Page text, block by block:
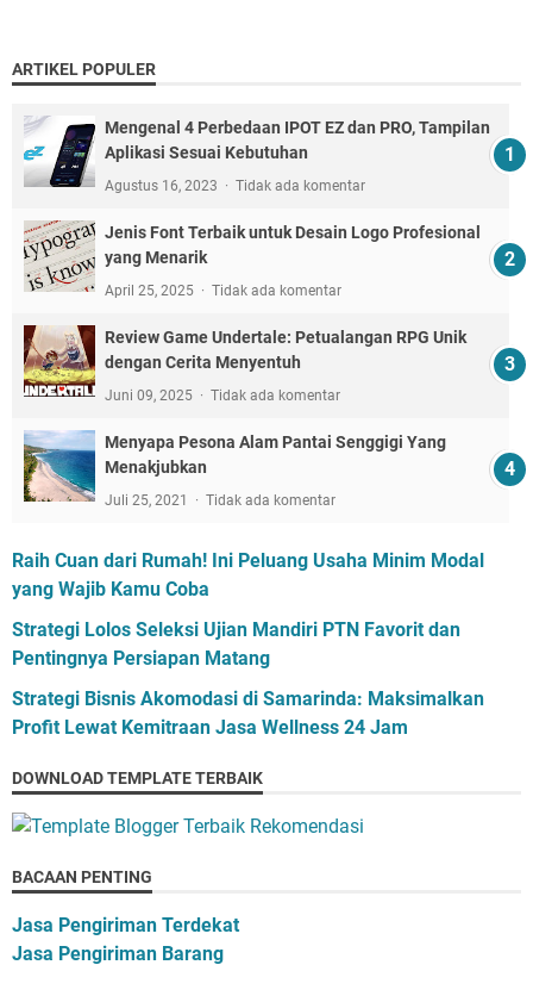
ARTIKEL POPULER
Mengenal 4 Perbedaan IPOT EZ dan PRO, Tampilan
Aplikasi Sesuai Kebutuhan
Agustus 16, 2023 Tidak ada komentar
Jenis Font Terbaik untuk Desain Logo Profesional
yang Menarik
April 25, 2025 Tidak ada komentar
Review Game Undertale: Petualangan RPG Unik
dengan Cerita Menyentuh
Juni 09, 2025 Tidak ada komentar
Menyapa Pesona Alam Pantai Senggigi Yang
Menakjubkan
Juli 25, 2021 Tidak ada komentar
Raih Cuan dari Rumah! Ini Peluang Usaha Minim Modal
yang Wajib Kamu Coba
Strategi Lolos Seleksi Ujian Mandiri PTN Favorit dan
Pentingnya Persiapan Matang
Strategi Bisnis Akomodasi di Samarinda: Maksimalkan
Profit Lewat Kemitraan Jasa Wellness 24 Jam
DOWNLOAD TEMPLATE TERBAIK
BACAAN PENTING
Jasa Pengiriman Terdekat
Jasa Pengiriman Barang